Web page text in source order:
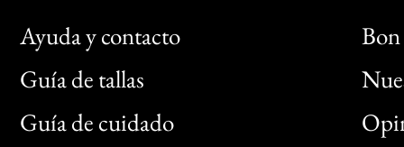
Ayuda y contacto
Guía de tallas
Guía de cuidado
Bon